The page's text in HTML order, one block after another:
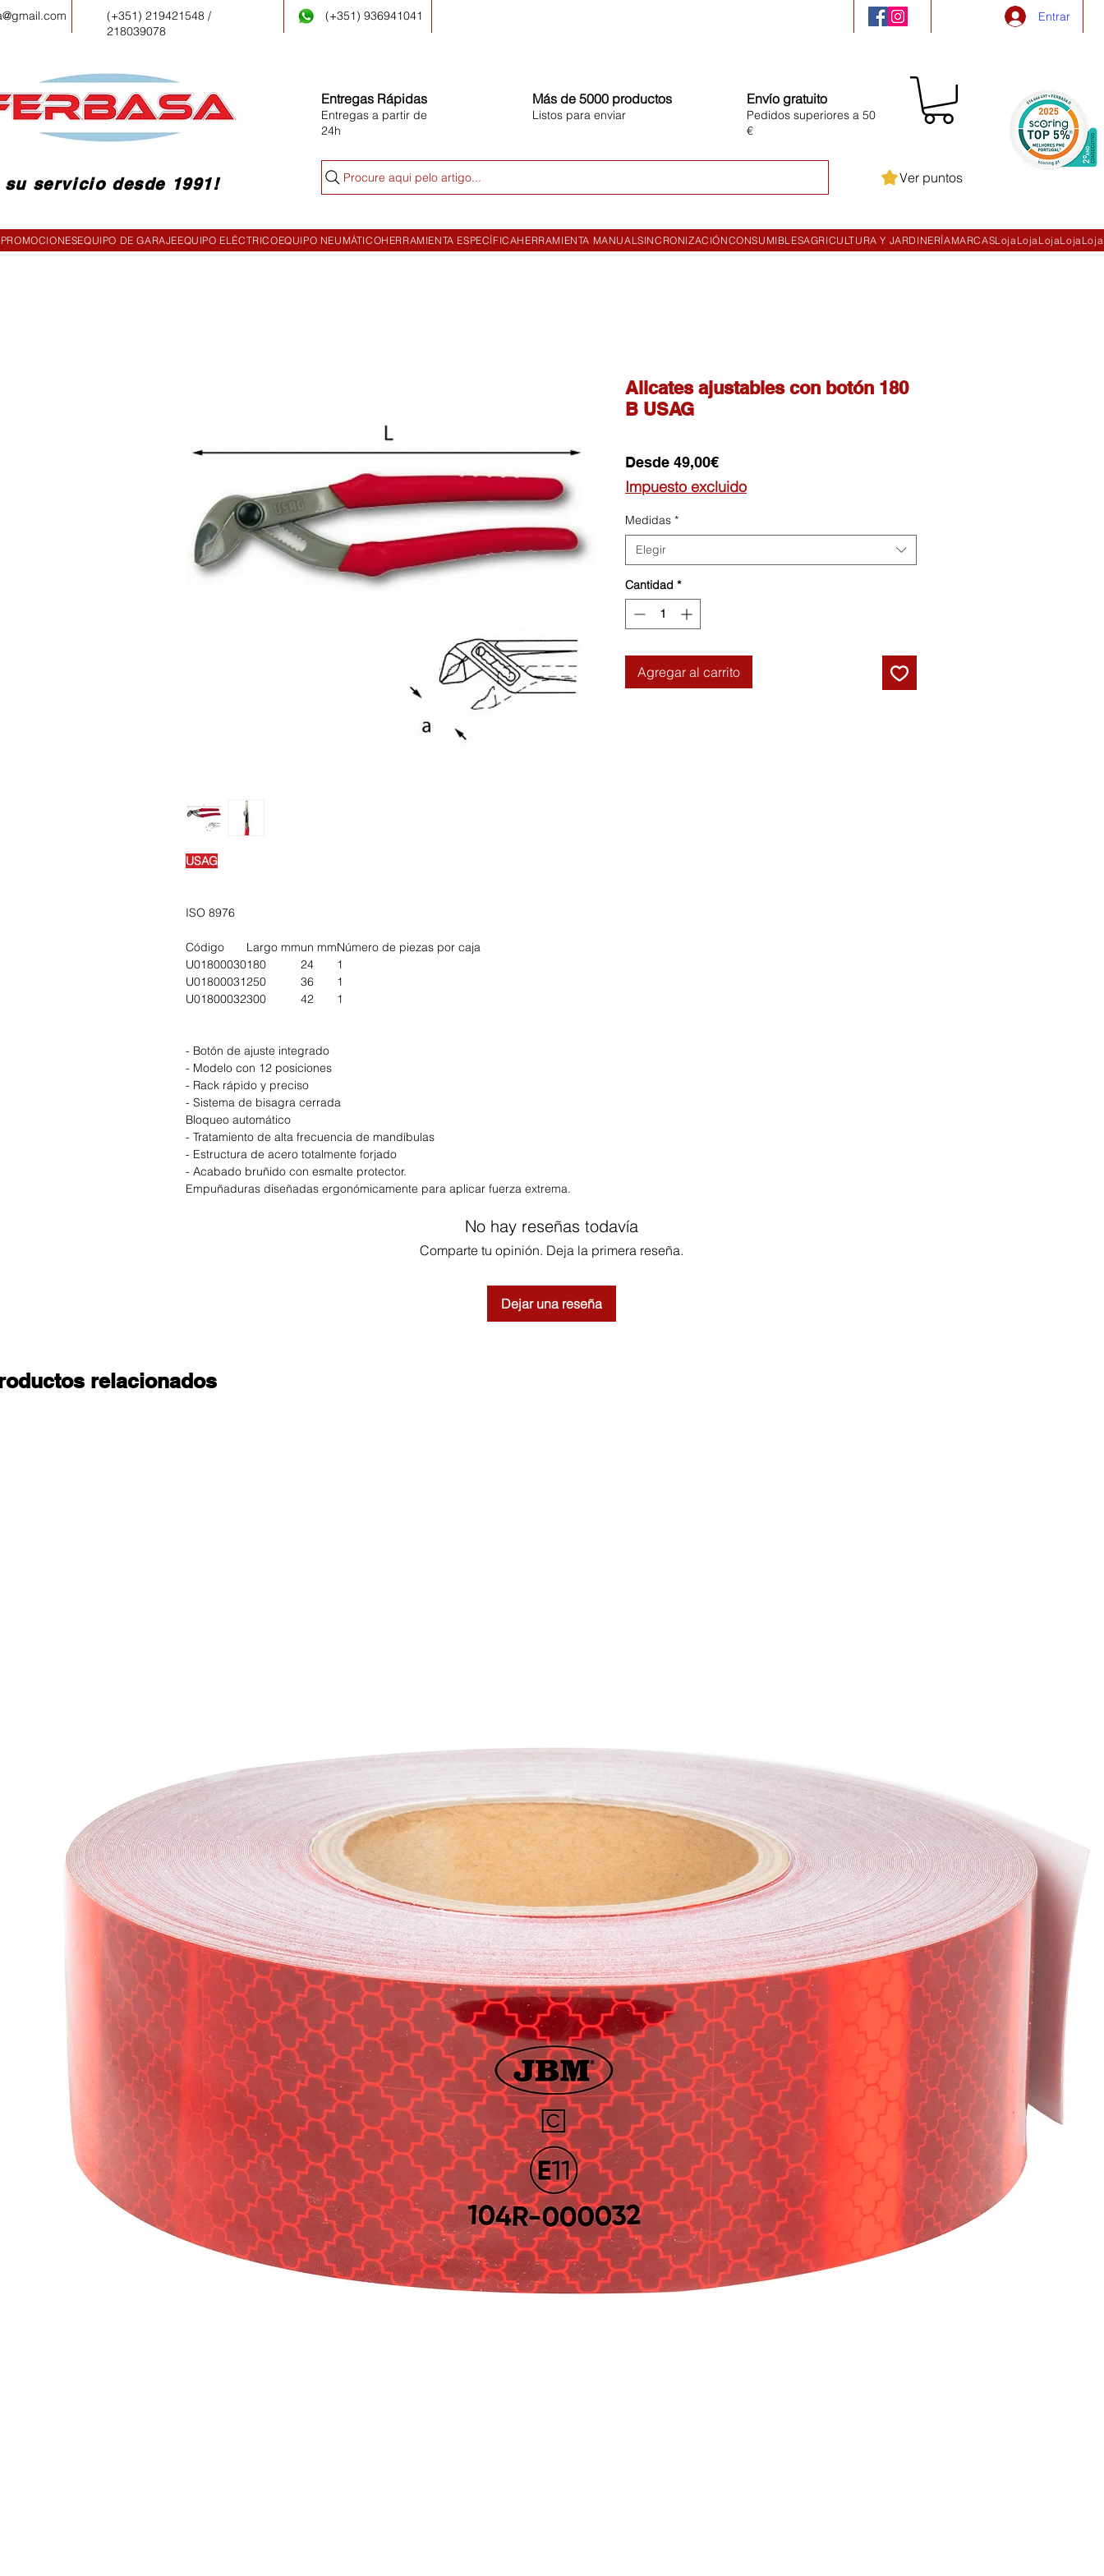
(+351) 219421548 /
218039078
(+351) 936941041 Entrar
su servicio desde 1991!
Entregas Rápidas
Entregas a partir de
24h
Más de 5000 productos
Listos para enviar
Envío gratuito
Pedidos superiores a 50
€
Procure aqui pelo artigo... Ver puntos
PROMOCIONESEQUIPO DE GARAJEEQUIPO ELÉCTRICOEQUIPO NEUMÁTICOHERRAMIENTA ESPECÍFICAHERRAMIENTA MANUALSINCRONIZACIÓNCONSUMIBLESAGRICULTURA Y JARDINERÍAMARCASLojaLojaLojaLojaLoja
USAG
ISO 8976
Código Largo mmun mmNúmero de piezas por caja
U01800030180 24
1
U01800031250 36
1
U01800032300 42 1
- Botón de ajuste integrado
- Modelo con 12 posiciones
- Rack rápido y preciso
- Sistema de bisagra cerrada
Bloqueo automático
- Tratamiento de alta frecuencia de mandíbulas
- Estructura de acero totalmente forjado
- Acabado bruñido con esmalte protector.
Empuñaduras diseñadas ergonómicamente para aplicar fuerza extrema.
Alicates ajustables con botón 180
B USAG
Desde 49,00€Precio
de
oferta
Impuesto excluido
Medidas *
Elegir
Cantidad *
Agregar al carrito
No hay reseñas todavía
Comparte tu opinión. Deja la primera reseña.
Dejar una reseña
relacionados